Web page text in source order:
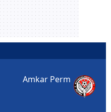
Amkar Perm